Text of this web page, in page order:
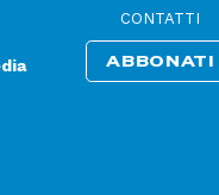
CONTATTI
ABBONATI